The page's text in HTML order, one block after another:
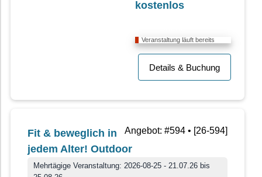
kostenlos
Veranstaltung läuft bereits
Details & Buchung
Angebot: #594 • [26-594]
Fit & beweglich in
jedem Alter! Outdoor
Mehrtägige Veranstaltung: 2026-08-25 - 21.07.26 bis